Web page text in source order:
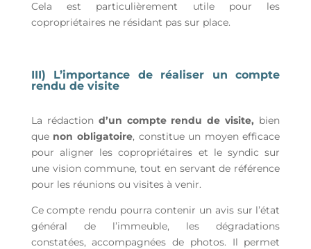
Cela est particulièrement utile pour les
copropriétaires ne résidant pas sur place.
III) L’importance de réaliser un compte
rendu de visite
La rédaction d’un compte rendu de visite, bien
quenon obligatoire, constitue un moyen efficace
pour aligner les copropriétaires et le syndic sur
une vision commune, tout en servant de référence
pour les réunions ou visites à venir.
Ce compte rendu pourra contenir un avis sur l’état
général de l’immeuble, les dégradations
constatées, accompagnées de photos. Il permet